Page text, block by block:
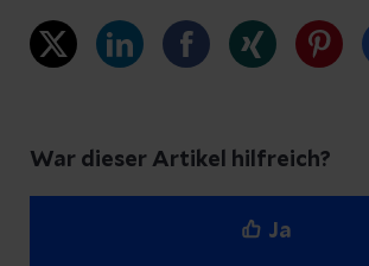
War dieser Artikel hilfreich?
Ja